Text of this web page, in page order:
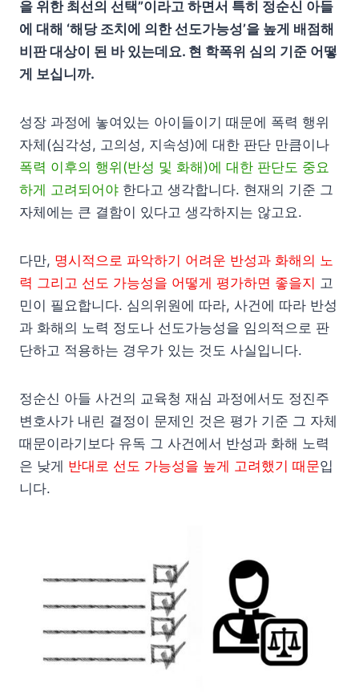
을 위한 최선의 선택”이라고 하면서 특히 정순신 아들
에 대해 ‘해당 조치에 의한 선도가능성’을 높게 배점해
비판 대상이 된 바 있는데요. 현 학폭위 심의 기준 어떻
게 보십니까.
성장 과정에 놓여있는 아이들이기 때문에 폭력 행위
자체(심각성, 고의성, 지속성)에 대한 판단 만큼이나
폭력 이후의 행위(반성 및 화해)에 대한 판단도 중요
하게 고려되어야 한다고 생각합니다. 현재의 기준 그
자체에는 큰 결함이 있다고 생각하지는 않고요.
다만, 명시적으로 파악하기 어려운 반성과 화해의 노
력 그리고 선도 가능성을 어떻게 평가하면 좋을지 고
민이 필요합니다. 심의위원에 따라, 사건에 따라 반성
과 화해의 노력 정도나 선도가능성을 임의적으로 판
단하고 적용하는 경우가 있는 것도 사실입니다.
정순신 아들 사건의 교육청 재심 과정에서도 정진주
변호사가 내린 결정이 문제인 것은 평가 기준 그 자체
때문이라기보다 유독 그 사건에서 반성과 화해 노력
은 낮게 반대로 선도 가능성을 높게 고려했기 때문입
니다.